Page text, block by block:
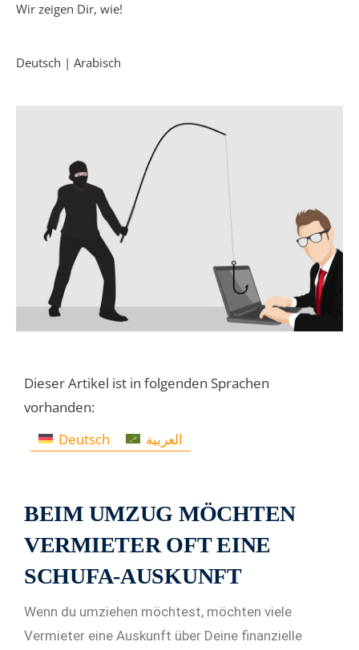
Wir zeigen Dir, wie!
Deutsch | Arabisch
Dieser Artikel ist in folgenden Sprachen
vorhanden:
Deutsch
العربية
BEIM UMZUG MÖCHTEN
VERMIETER OFT EINE
SCHUFA-AUSKUNFT
Wenn du umziehen möchtest, möchten viele
Vermieter eine Auskunft über Deine finanzielle